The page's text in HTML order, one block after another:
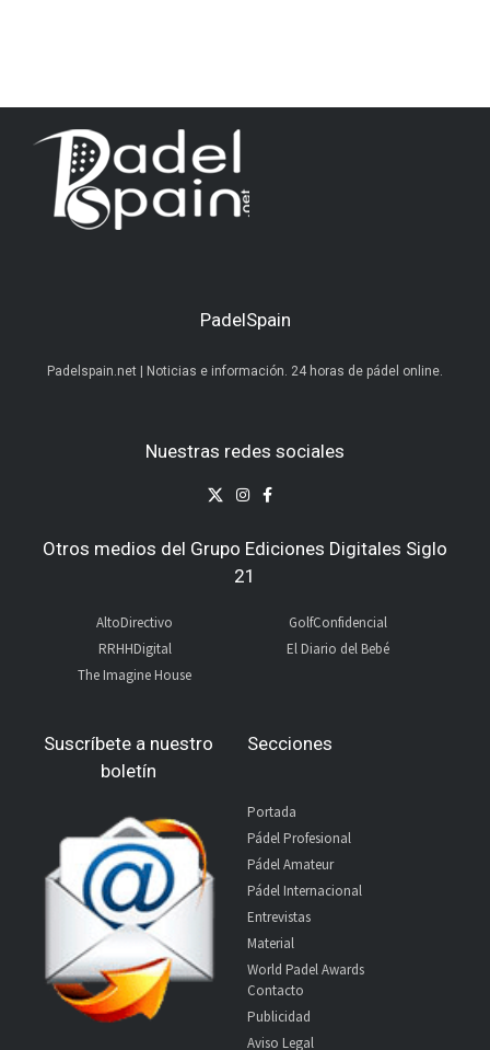
PadelSpain
Padelspain.net | Noticias e información. 24 horas de pádel online.
Nuestras redes sociales
Otros medios del Grupo Ediciones Digitales Siglo
21
AltoDirectivo
RRHHDigital
The Imagine House
GolfConfidencial
El Diario del Bebé
Suscríbete a nuestro
boletín
Secciones
Portada
Pádel Profesional
Pádel Amateur
Pádel Internacional
Entrevistas
Material
World Padel Awards
Contacto
Publicidad
Aviso Legal